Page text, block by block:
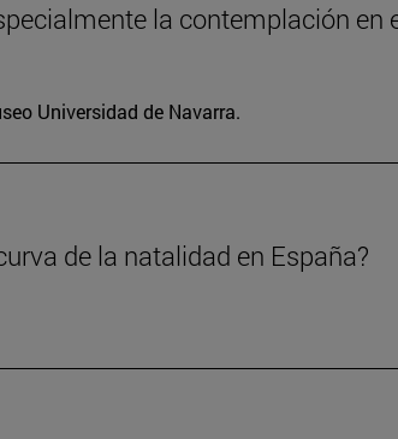
la contemplación en
Universidad de Navarra.
de la natalidad en España?